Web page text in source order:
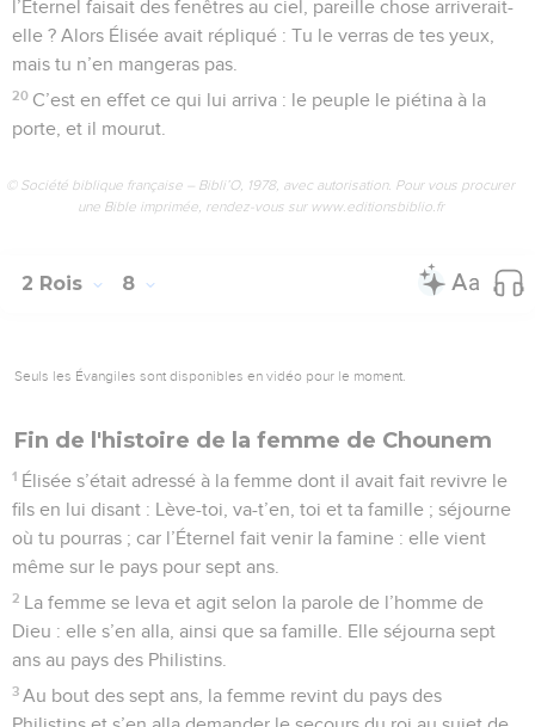
l’Éternel faisait des fenêtres au ciel, pareille chose arriverait-
elle ? Alors Élisée avait répliqué : Tu le verras de tes yeux,
mais tu n’en mangeras pas.
20 C’est en effet ce qui lui arriva : le peuple le piétina à la
porte, et il mourut.
© Société biblique française – Bibli’O, 1978, avec autorisation. Pour vous procurer
une Bible imprimée, rendez-vous sur www.editionsbiblio.fr
2 Rois 8
Seuls les Évangiles sont disponibles en vidéo pour le moment.
Fin de l'histoire de la femme de Chounem
1 Élisée s’était adressé à la femme dont il avait fait revivre le
fils en lui disant : Lève-toi, va-t’en, toi et ta famille ; séjourne
où tu pourras ; car l’Éternel fait venir la famine : elle vient
même sur le pays pour sept ans.
2 La femme se leva et agit selon la parole de l’homme de
Dieu : elle s’en alla, ainsi que sa famille. Elle séjourna sept
ans au pays des Philistins.
3 Au bout des sept ans, la femme revint du pays des